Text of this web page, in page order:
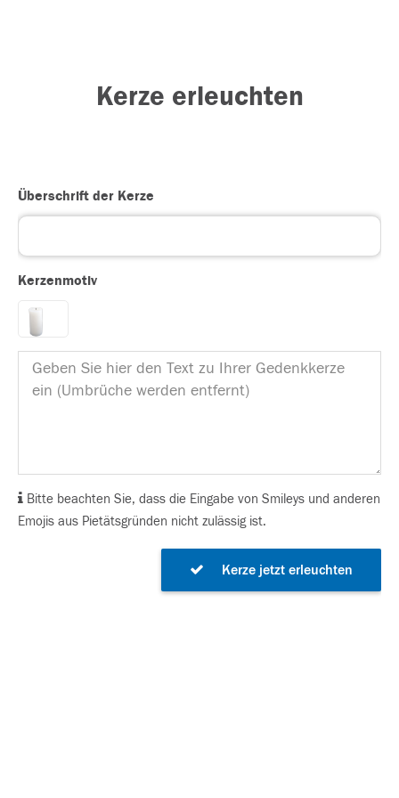
Kerze erleuchten
Überschrift der Kerze
Kerzenmotiv
Bitte beachten Sie, dass die Eingabe von Smileys und anderen
Emojis aus Pietätsgründen nicht zulässig ist.
Kerze jetzt erleuchten